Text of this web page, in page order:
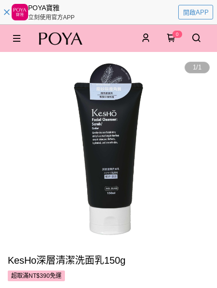
POYA寶雅
立刻使用官方APP
開啟APP
0
1/1
KesHo深層清潔洗面乳150g
超取滿NT$390免運